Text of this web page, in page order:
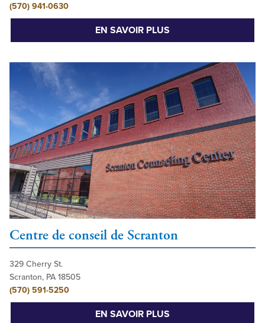
(570) 941-0630
EN SAVOIR PLUS
Centre de conseil de Scranton
329 Cherry St.
Scranton, PA 18505
(570) 591-5250
EN SAVOIR PLUS